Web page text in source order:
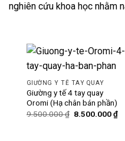
nghiên cứu khoa học nhằm
-11%
GIƯỜNG Y TẾ TAY QUAY
Giường y tế 4 tay quay
Oromi (Hạ chân bán phần)
9.500.000₫ Giá
8.500.000₫Giá